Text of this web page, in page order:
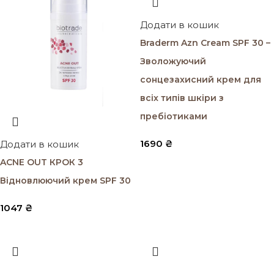
Додати в кошик
ACNE OUT КРОК 3
Відновлюючий крем SPF 30
1047 ₴
Додати в кошик
Braderm Azn Cream SPF 30 –
Зволожуючий
сонцезахисний крем для
всіх типів шкіри з
пребіотиками
1690 ₴